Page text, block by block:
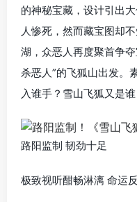
的神秘宝藏，设计引出
人惨死，然而藏宝图却
湖，众恶人再度聚首争
杀恶人”的飞狐山出发。
入谁手？雪山飞狐又是谁
路阳监制 韧劲十足
极致视听酣畅淋漓 命运